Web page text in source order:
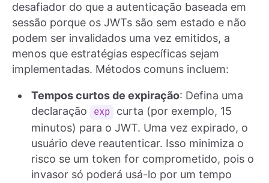
desafiador do que a autenticação baseada em
sessão porque os JWTs são sem estado e não
podem ser invalidados uma vez emitidos, a
menos que estratégias específicas sejam
implementadas. Métodos comuns incluem:
Tempos curtos de expiração: Defina uma
declaração
exp
curta (por exemplo, 15
minutos) para o JWT. Uma vez expirado, o
usuário deve reautenticar. Isso minimiza o
risco se um token for comprometido, pois o
invasor só poderá usá-lo por um tempo